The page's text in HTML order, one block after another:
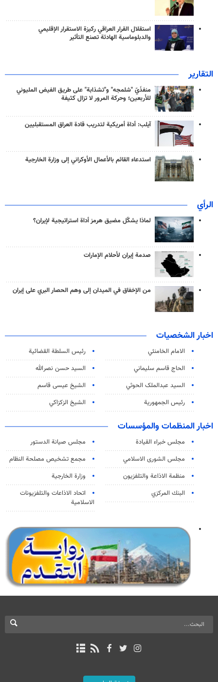
استقلال القرار العراقي ركيزة الاستقرار الإقليمي
والدبلوماسية الهادئة تصنع التأثير
التقارير
منفذَيّ "شلمجه" و"تشذابة" على طريق الفيض المليوني
للأربعين؛ وحركة المرور لا تزال كثيفة
آيلب: أداة أمريكية لتدريب قادة العراق المستقبليين
استدعاء القائم بالأعمال الأوكراني إلى وزارة الخارجية
الرأي
لماذا يشكّل مضيق هرمز أداة استراتيجية لإيران؟
صدمة إيران لأحلام الإمارات
من الإخفاق في الميدان إلى وهم الحصار البري على إيران
اخبار الشخصيات
الامام الخامنئي
رئیس السلطة القضائیة
الحاج قاسم سليماني
السيد حسن نصرالله
السید عبدالملک الحوثي
الشيخ عيسى قاسم
رئيس الجمهورية
الشيخ الزكزاكي
اخبار المنظمات والمؤسسات
مجلس خبراء القيادة
مجلس صيانة الدستور
مجلس الشورى الاسلامي
مجمع تشخيص مصلحة النظام
منظمة الاذاعة والتلفزیون
وزارة الخارجية
البنك المركزي
اتحاد الاذاعات والتلفزيونات
الاسلامية